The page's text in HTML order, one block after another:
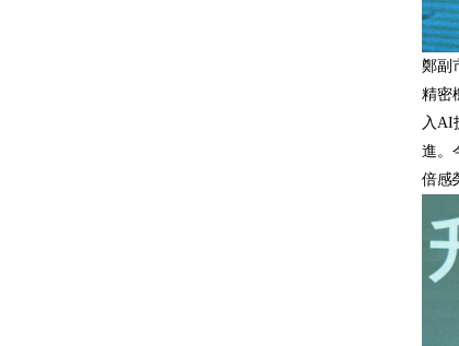
鄭副
精密
入AI
進。
倍感